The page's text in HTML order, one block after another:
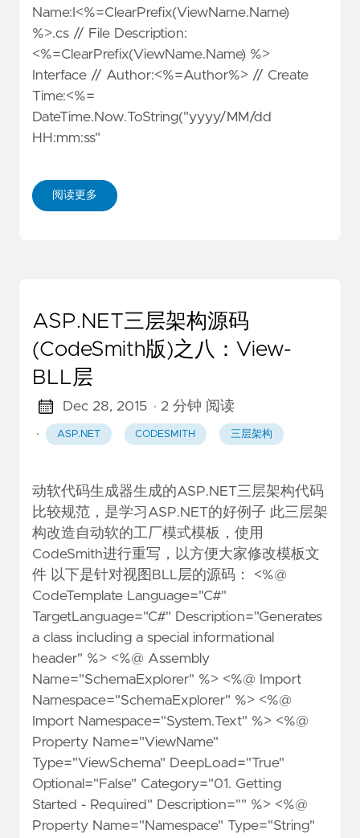
Name:I<%=ClearPrefix(ViewName.Name)
%>.cs // File Description:
<%=ClearPrefix(ViewName.Name) %>
Interface // Author:<%=Author%> // Create
Time:<%=
DateTime.Now.ToString("yyyy/MM/dd
HH:mm:ss"
阅读更多
ASP.NET三层架构源码
(CodeSmith版)之八：View-
BLL层
Dec 28, 2015 · 2 分钟 阅读
·
ASP.NET CODESMITH 三层架构
动软代码生成器生成的ASP.NET三层架构代码
比较规范，是学习ASP.NET的好例子 此三层架
构改造自动软的工厂模式模板，使用
CodeSmith进行重写，以方便大家修改模板文
件 以下是针对视图BLL层的源码： <%@
CodeTemplate Language="C#"
TargetLanguage="C#" Description="Generates
a class including a special informational
header" %> <%@ Assembly
Name="SchemaExplorer" %> <%@ Import
Namespace="SchemaExplorer" %> <%@
Import Namespace="System.Text" %> <%@
Property Name="ViewName"
Type="ViewSchema" DeepLoad="True"
Optional="False" Category="01. Getting
Started - Required" Description="" %> <%@
Property Name="Namespace" Type="String"